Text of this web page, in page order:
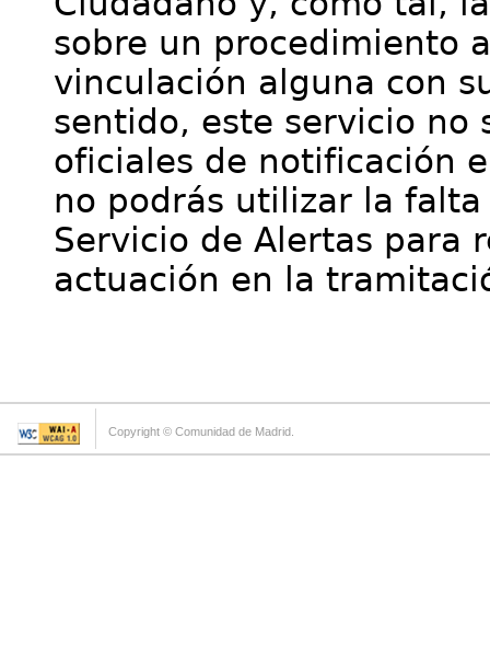
sobre un procedimiento
vinculación alguna con
sentido, este servicio no
oficiales de notificación
no podrás utilizar la
Servicio de Alertas para
actuación en la
Copyright © Comunidad de Madrid.